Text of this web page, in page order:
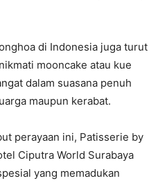
di Indonesia juga turut
mooncake atau kue
dalam suasana penuh
maupun kerabat.
perayaan ini, Patisserie by
Ciputra World Surabaya
yang memadukan